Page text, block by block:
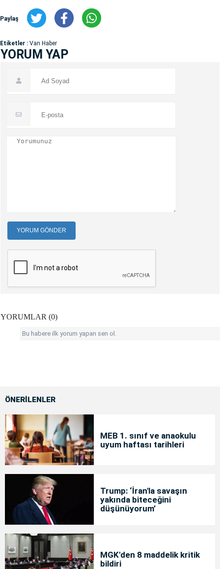
Paylaş
Etiketler : Van Haber
YORUM YAP
YORUM GÖNDER
YORUMLAR (0)
Bu habere ilk yorum yapan sen ol.
ÖNERİLENLER
MEB 1. sınıf ve anaokulu
uyum haftası tarihleri
Trump: ‘İran'la savaşın
yakında biteceğini
düşünüyorum’
MGK'den 8 maddelik kritik
bildiri